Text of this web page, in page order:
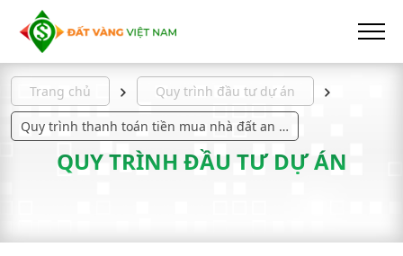
QUY TRÌNH ĐẦU TƯ DỰ ÁN
Trang chủ Quy trình đầu tư dự án
Quy trình thanh toán tiền mua nhà đất an toàn nhất